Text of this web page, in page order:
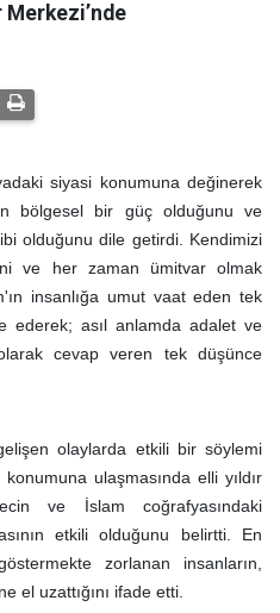
Merkezi’nde
siyasi konumuna değinerek
bölgesel bir güç olduğunu ve
olduğunu dile getirdi. Kendimizi
ve her zaman ümitvar olmak
insanlığa umut vaat eden tek
ederek; asıl anlamda adalet ve
cevap veren tek düşünce
olaylarda etkili bir söylemi
ulaşmasında elli yıldır
ve İslam coğrafyasındaki
etkili olduğunu belirtti. En
zorlanan insanların,
el uzattığını ifade etti.